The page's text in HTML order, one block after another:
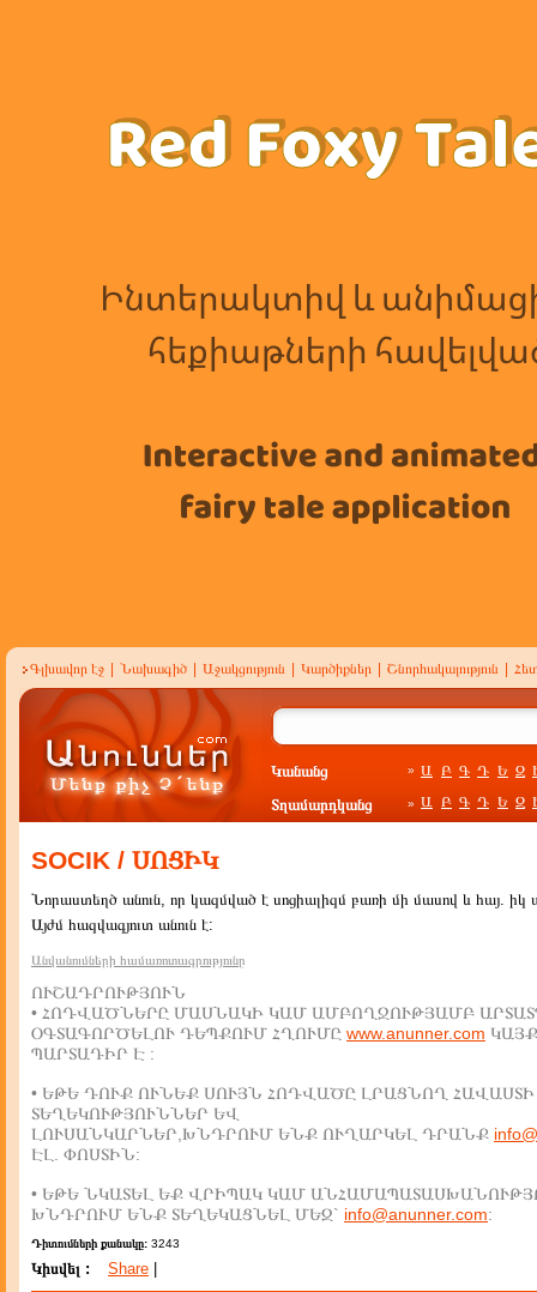
Գլխավոր էջ Նախագիծ Աջակցություն Կարծիքներ Շնորհակալություն
Կանանց » Ա Բ Գ Դ Ե Զ
Տղամարդկանց » Ա Բ Գ Դ Ե Զ
SOCIK / ՍՈՑԻԿ
Նորաստեղծ անուն, որ կազմված է սոցիալիզմ բառի մի մասով և հայ. իկ
Այժմ հազվագյուտ անուն է:
Անվանումների համառոտագրությունը
ՈՒՇԱԴՐՈՒԹՅՈՒՆ
• ՀՈԴՎԱԾՆԵՐԸ ՄԱՍՆԱԿԻ ԿԱՄ ԱՄԲՈՂՋՈՒԹՅԱՄԲ
ՕԳՏԱԳՈՐԾԵԼՈՒ ԴԵՊՔՈՒՄ ՀՂՈՒՄԸ www.anunner.com
ՊԱՐՏԱԴԻՐ Է :
• ԵԹԵ ԴՈՒՔ ՈՒՆԵՔ ՍՈՒՅՆ ՀՈԴՎԱԾԸ ԼՐԱՑՆՈՂ ՀԱՎԱՍՏԻ
ՏԵՂԵԿՈՒԹՅՈՒՆՆԵՐ ԵՎ
ԼՈՒՍԱՆԿԱՐՆԵՐ,ԽՆԴՐՈՒՄ ԵՆՔ ՈՒՂԱՐԿԵԼ ԴՐԱՆՔ
ԷԼ. ՓՈՍՏԻՆ:
• ԵԹԵ ՆԿԱՏԵԼ ԵՔ ՎՐԻՊԱԿ ԿԱՄ
ԽՆԴՐՈՒՄ ԵՆՔ ՏԵՂԵԿԱՑՆԵԼ ՄԵԶ` info@anunner.com:
Դիտումների քանակը: 3243
Կիսվել : Share